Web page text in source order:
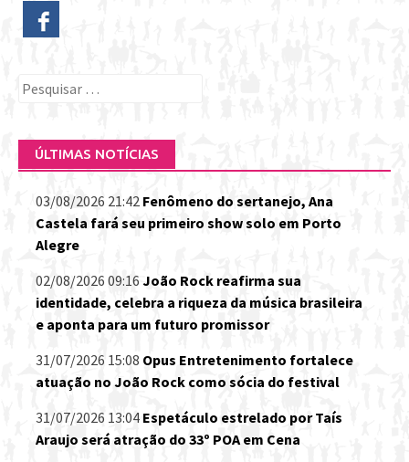
Pesquisar
ÚLTIMAS NOTÍCIAS
03/08/2026 21:42 Fenômeno do sertanejo, Ana
Castela fará seu primeiro show solo em Porto
Alegre
02/08/2026 09:16 João Rock reafirma sua
identidade, celebra a riqueza da música brasileira
e aponta para um futuro promissor
31/07/2026 15:08 Opus Entretenimento fortalece
atuação no João Rock como sócia do festival
31/07/2026 13:04 Espetáculo estrelado por Taís
Araujo será atração do 33º POA em Cena